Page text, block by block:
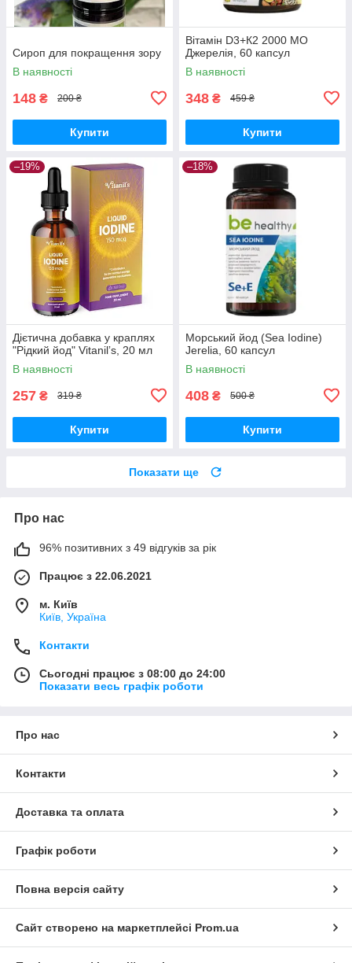
Сироп для покращення зору
В наявності
148 ₴ 200 ₴
Купити
Вітамін D3+К2 2000 МО
Джерелія, 60 капсул
В наявності
348 ₴ 459 ₴
Купити
–19%
Дієтична добавка у краплях
"Рідкий йод" Vitanilʼs, 20 мл
В наявності
257 ₴ 319 ₴
Купити
–18%
Морський йод (Sea Iodine)
Jerelia, 60 капсул
В наявності
408 ₴ 500 ₴
Купити
Показати ще
Про нас
96% позитивних з 49 відгуків за рік
Працює з 22.06.2021
м. Київ
Київ, Україна
Контакти
Сьогодні працює з 08:00 до 24:00
Показати весь графік роботи
Про нас
Контакти
Доставка та оплата
Графік роботи
Повна версія сайту
Сайт створено на маркетплейсі Prom.ua